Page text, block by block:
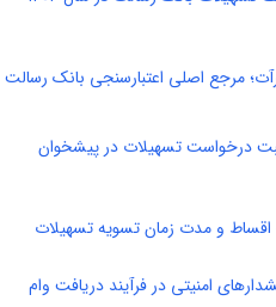
مرجع اصلی اعتبارسنجی بانک رسالت
درخواست تسهیلات در پیشخوان
اقساط و مدت زمان تسویه تسهیلات
امنیتی در فرآیند دریافت وام